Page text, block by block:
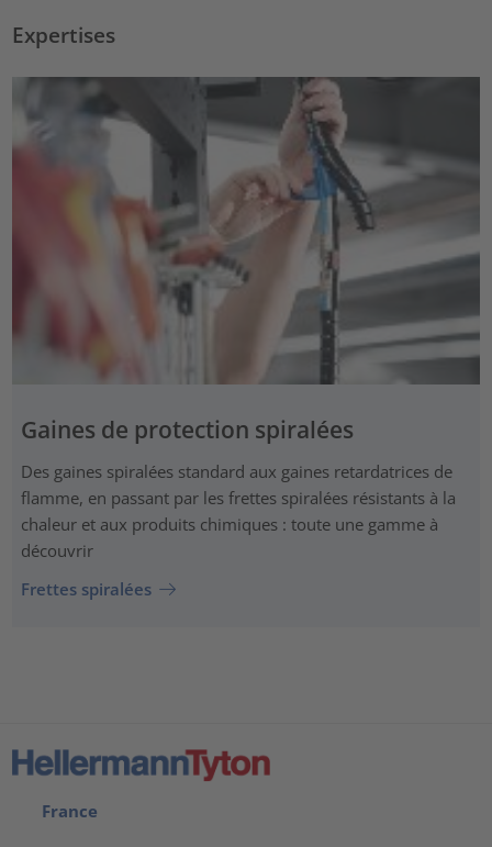
Expertises
Gaines de protection spiralées
Des gaines spiralées standard aux gaines retardatrices de
flamme, en passant par les frettes spiralées résistants à la
chaleur et aux produits chimiques : toute une gamme à
découvrir
Frettes spiralées
France